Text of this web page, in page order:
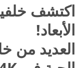
اكتشف
الأبعاد!